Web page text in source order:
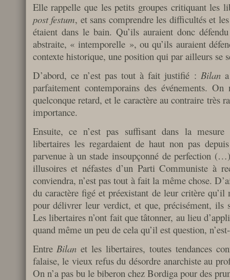
Elle rappelle que les petits groupes critiquant les
post festum, et sans comprendre les difficultés et
étaient dans le bain. Qu’ils auraient donc
abstraite, « intemporelle », ou qu’ils auraient
contexte historique, une position qui par ailleurs se
D’abord, ce n’est pas tout à fait justifié : Bilana
parfaitement contemporains des événements.
quelconque retard, et le caractère au contraire très
importance.
Ensuite, ce n’est pas suffisant dans la
libertaires les regardaient de haut non pas
parvenue à un stade insoupçonné de perfection
illusoires et néfastes d’un Parti Communiste à
conviendra, n’est pas tout à fait la même chose.
du caractère figé et préexistant de leur critère
pour délivrer leur verdict, et que, précisément, ils
Les libertaires n’ont fait que tâtonner, au lieu
quand même un peu de cela qu’il est question,
EntreBilan et les libertaires, toutes tendances
falaise, le vieux refus du désordre anarchiste au
On n’a pas bu le biberon chez Bordiga pour des